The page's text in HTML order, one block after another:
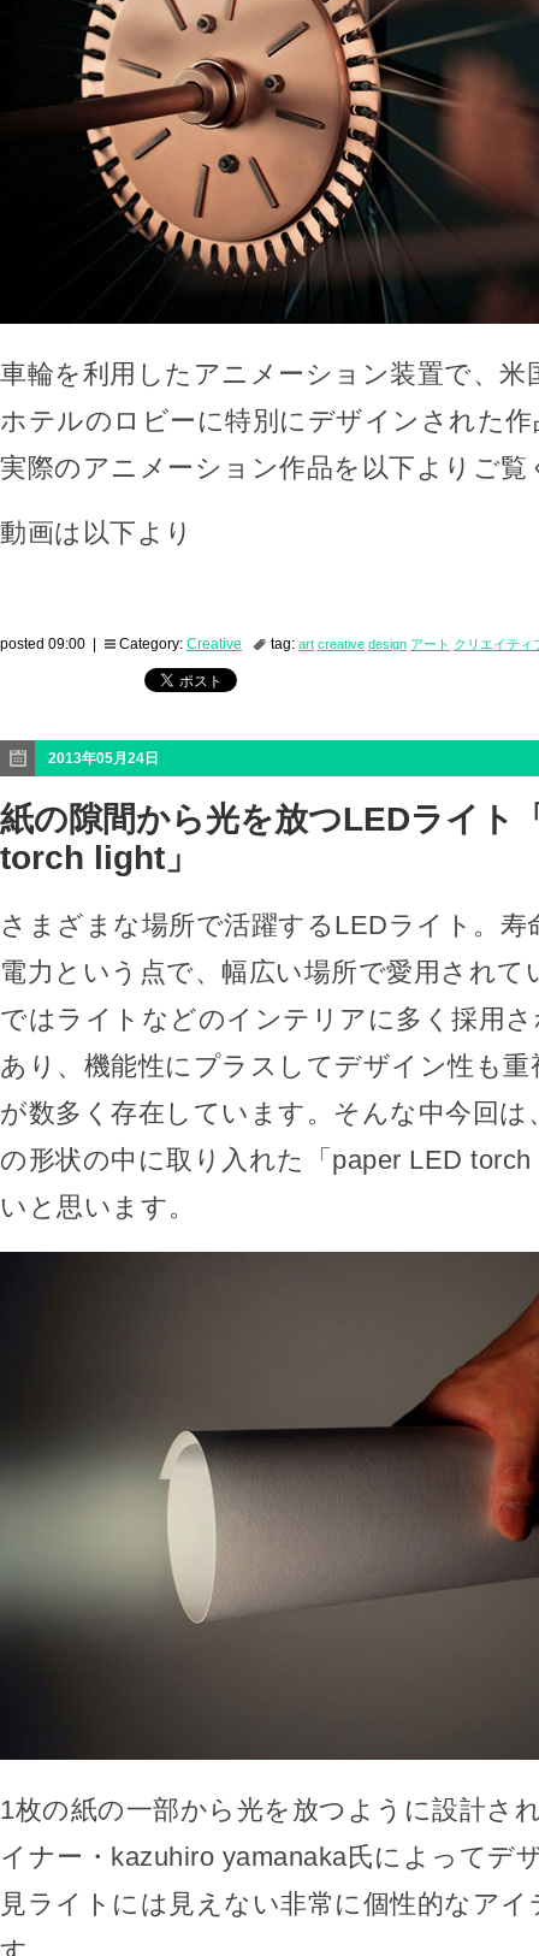
車輪を利用したアニメーション装置で、米
ホテルのロビーに特別にデザインされた
実際のアニメーション作品を以下よりご覧
動画は以下より
posted 09:00 | Category: Creative tag: art creative design アート クリエイティ
2013年05月24日
紙の隙間から光を放つLEDライト
torch light」
さまざまな場所で活躍するLEDライト。寿
電力という点で、幅広い場所で愛用されて
ではライトなどのインテリアに多く採用
あり、機能性にプラスしてデザイン性も
が数多く存在しています。そんな中今回は
の形状の中に取り入れた「paper LED
いと思います。
1枚の紙の一部から光を放つように設計さ
イナー・kazuhiro yamanaka氏によってデ
見ライトには見えない非常に個性的なア